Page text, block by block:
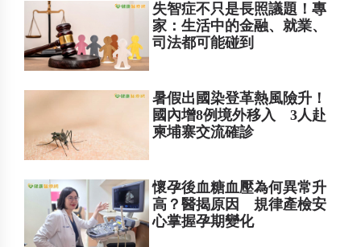
失智症不只是長照議題！專
家：生活中的金融、就業、
司法都可能碰到
暑假出國染登革熱風險升！
國內增8例境外移入 3人赴
柬埔寨交流確診
懷孕後血糖血壓為何異常升
高？醫揭原因 規律產檢安
心掌握孕期變化